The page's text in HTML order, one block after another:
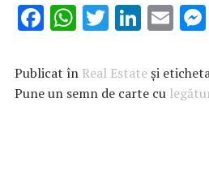
F
e
b
W
at
s
T
it
te
Li
k
e
E
ai
l
Publicat în Real Estateși
Pune un semn de carte cu